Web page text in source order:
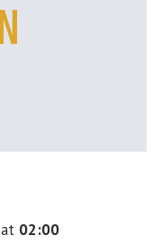
at 02:00